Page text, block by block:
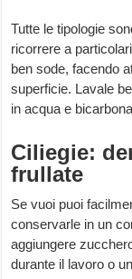
Tutte le tipologie
ricorrere a
ben sode, facendo
superficie. Lavale
in acqua e
Ciliegie:
frullate
Se vuoi puoi
conservarle in un
aggiungere
durante il lavoro o